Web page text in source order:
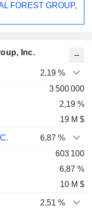
FOREST GROUP,
Inc.
2,19 %
3 500 000
2,19 %
19 M $
6,87 %
603 100
6,87 %
10 M $
2,51 %